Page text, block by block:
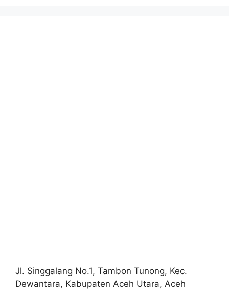
Jl. Singgalang No.1, Tambon Tunong, Kec.
Dewantara, Kabupaten Aceh Utara, Aceh